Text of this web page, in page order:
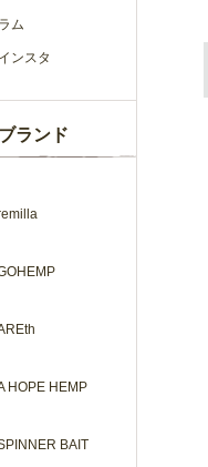
ム
ンスタ
ランド
HOPE HEMP
BAIT